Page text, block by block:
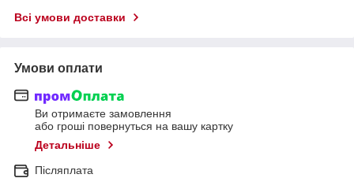
Всі умови доставки
Умови оплати
Ви отримаєте замовлення
або гроші повернуться на вашу картку
Детальніше
Післяплата